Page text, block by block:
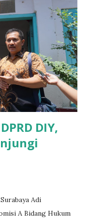
dan
tak mengetahui ada
para pelaku
serius
desa,maka saya
ucap pria yang
menyambut
mengerti kalau ada
DIY,
Adi
A Bidang Hukum